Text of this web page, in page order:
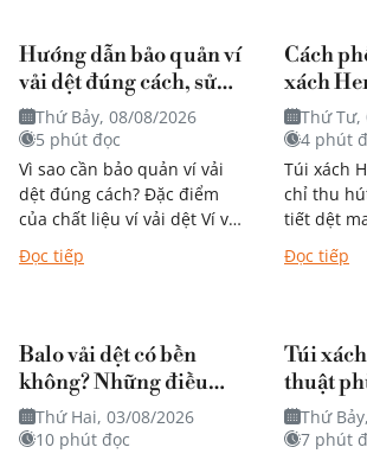
Hướng dẫn bảo quản ví
vải dệt đúng cách, sử
dụng bền theo thời gian
Thứ Bảy, 08/08/2026
5 phút đọc
Vì sao cần bảo quản ví vải
dệt đúng cách? Đặc điểm
của chất liệu ví vải dệt Ví vải
dệt được nhiều người yêu
thích nhờ thiết...
Đọc tiếp
Cách
xách
tiết
nghệ
Thứ Tư,
4 phút
Túi xách
chỉ thu
tiết dệt
nghệ
kết hợp
Đọc tiếp
Balo vải dệt có bền
không? Những điều
bạn nên biết trước khi
quyết định mua
Thứ Hai, 03/08/2026
10 phút đọc
Túi
thuật
phong
Thứ
7 phút